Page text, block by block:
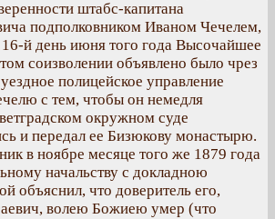
штабс-капитана
подполковником Иваном Чечелем,
16-й день июня того года Высочайшее
соизволении объявлено было чрез
полицейское управление
с тем, чтобы он немедля
окружном суде
и передал ее Бизюкову монастырю.
в ноябре месяце того же 1879 года
начальству с докладною
объяснил, что доверитель его,
волею Божиею умер (что